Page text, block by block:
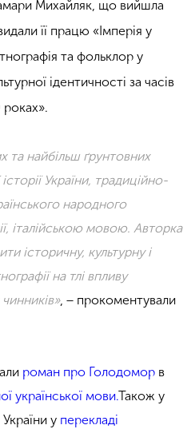
Михайляк, що вийшла
її працю «Імперія у
та фольклор у
ідентичності за часів
роках».
найбільш ґрунтовних
України, традиційно-
народного
італійською мовою. Авторка
історичну, культурну і
на тлі впливу
, − прокоментували
роман про Голодомор в
української мови.Також у
у перекладі